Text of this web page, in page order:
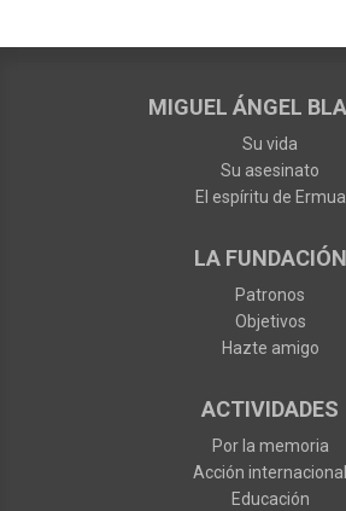
MIGUEL ÁNGEL
Su vida
Su asesinato
El espíritu de Ermua
LA FUNDACIÓN
Patronos
Objetivos
Hazte amigo
ACTIVIDADES
Por la memoria
Acción internacional
Educación